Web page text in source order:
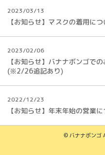
2023/03/13
【お知らせ】マスクの着用につ
2023/02/06
【お知らせ】バナナボンゴで
(※2/26追記あり)
2022/12/23
【お知らせ】年末年始の営業
© バナナボンゴ